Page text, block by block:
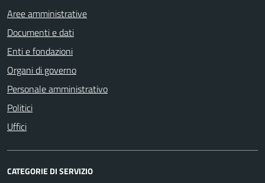
Aree amministrative
Documenti e dati
Enti e fondazioni
Organi di governo
Personale amministrativo
Politici
Uffici
CATEGORIE DI SERVIZIO